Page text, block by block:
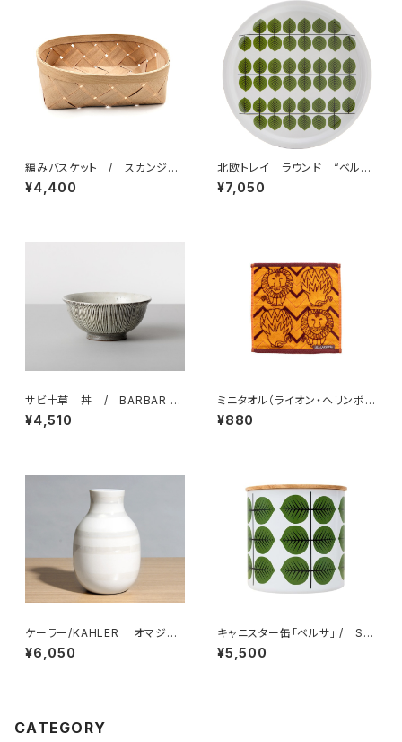
編みバスケット / スカンジナ
ビスク・ヘムスロイド
¥4,400
北欧トレイ ラウンド “ベル
サ” / Stig Lindberg スティ
グ・リンドベリ
¥7,050
サビ十草 丼 / BARBAR 波
佐見焼
¥4,510
ミニタオル（ライオン・ヘリンボー
ン） ／ Lisa Larson リサ・ラ
ーソン
¥880
ケーラー/KAHLER オマジオ/
OMAGGIO ベース 125mm
¥6,050
キャニスター缶「ベルサ」 / Sti
g Lindberg スティグ・リンドベ
リ
¥5,500
CATEGORY